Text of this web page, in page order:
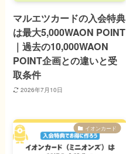
マルエツカードの入会特典
は最大5,000WAON POINT
｜過去の10,000WAON
POINT企画との違いと受
取条件
2026年7月10日
イオンカード